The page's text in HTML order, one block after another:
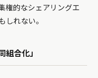
権的なシェアリングエ
しれない。
組合化」